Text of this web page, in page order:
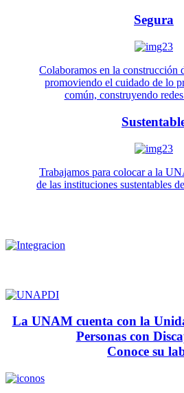
Segura
Colaboramos en la construcción
promoviendo el cuidado de lo
común, construyendo
Trabajamos para colocar a la
de las instituciones sustentables
La UNAM cuenta con la
Personas con
Conoce su